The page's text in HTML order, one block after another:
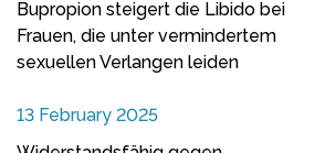
Bupropion steigert die Libido bei
Frauen, die unter vermindertem
sexuellen Verlangen leiden
13 February 2025